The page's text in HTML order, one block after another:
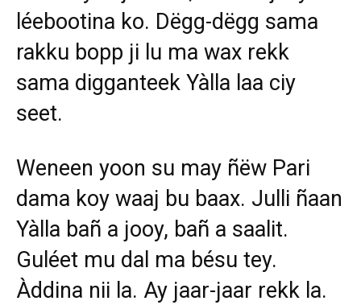
léebootina ko. Dëgg-dëgg sama
rakku bopp ji lu ma wax rekk
sama digganteek Yàlla laa ciy
seet.
Weneen yoon su may ñëw Pari
dama koy waaj bu baax. Julli ñaan
Yàlla bañ a jooy, bañ a saalit.
Guléet mu dal ma bésu tey.
Àddina nii la. Ay jaar-jaar rekk la.